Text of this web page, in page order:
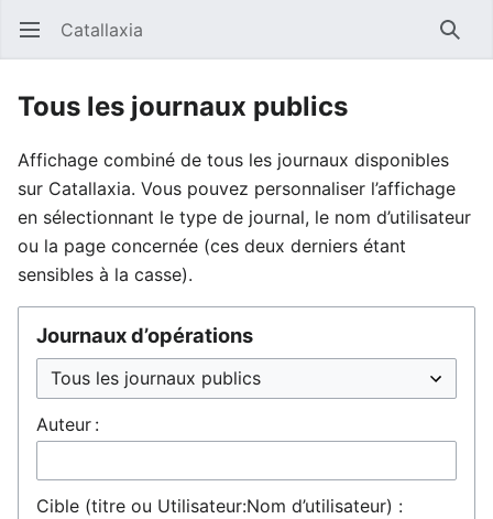
Ouvrir le menu principal Catallaxia
Tous les journaux publics
Affichage combiné de tous les journaux disponibles
sur Catallaxia. Vous pouvez personnaliser l’affichage
en sélectionnant le type de journal, le nom d’utilisateur
ou la page concernée (ces deux derniers étant
sensibles à la casse).
Journaux d’opérations
Auteur :
Cible (titre ou Utilisateur:Nom d’utilisateur) :